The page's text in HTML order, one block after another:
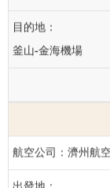
釜山-金海機場
濟州航